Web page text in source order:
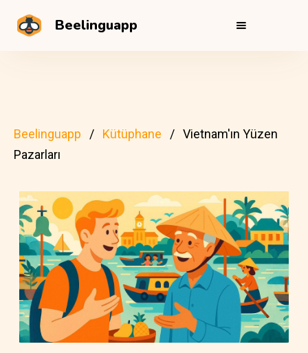
Beelinguapp
Beelinguapp Kütüphane
Vietnam'ın Yüzen
Pazarları